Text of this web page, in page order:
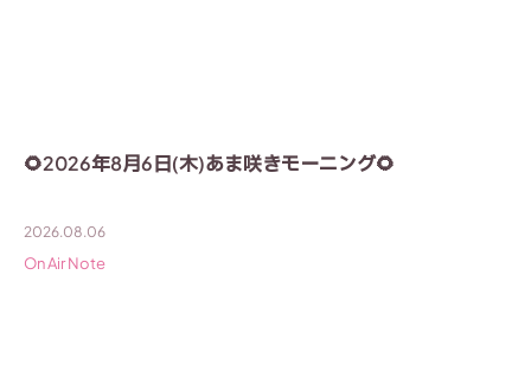
🌻2026年8月6日(木)あま咲きモーニング🌻
2026.08.06
On Air Note